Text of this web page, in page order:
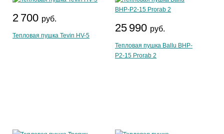
2 700 руб.
Тепловая пушка Tevin HV-5
25 990 руб.
Тепловая пушка Ballu BHP-
P2-15 Prorab 2